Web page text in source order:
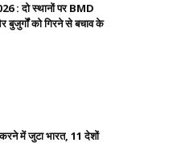
दो स्थानों पर BMD
बुजुर्गों को गिरने से बचाव के
में जुटा भारत, 11 देशों